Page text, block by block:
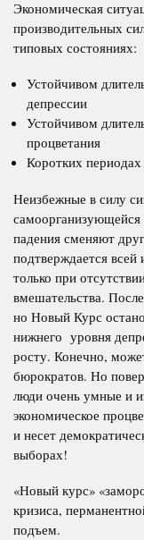
Экономическая
производительных
типовых состояниях:
Устойчивом
депрессии
Устойчивом
процветания
Коротких
Неизбежные в силу
падения сменяют
подтверждается
только при
вмешательства.
но Новый Курс
нижнего уровня
росту. Конечно,
бюрократов. Но
люди очень умные и
экономическое
и несет
выборах!
«Новый курс»
кризиса,
подъем.